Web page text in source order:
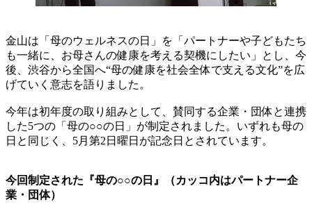
金山は「母のウェルネスの日」を「パートナーや子どもたち
も一緒に、お母さんの健康を考える契機にしたい」とし、今
後、渋谷から全国へ“母の健康を社会全体で支える文化”を広
げていく意志を語りました。
今年は初年度の取り組みとして、賛同する企業・団体と連携
した5つの「母の○○の日」が制定されました。いずれも母の
日と同じく、5月第2日曜日が記念日とされています。
今回制定された『母の○○の日』（カッコ内はパートナー企
業・団体）